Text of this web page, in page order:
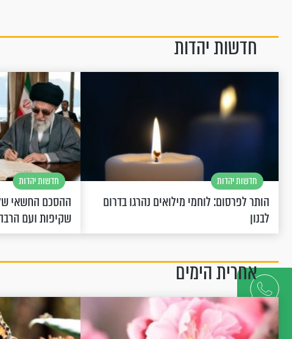
דברו
איתנו
חדשות יהדות
חדשות יהדות
הותר לפרסום: לוחמי מילואים נהרגו בדרום
לבנון
חדשות יהדות
ההסכם החשאי
שקיפות ועם
אחרית הימים